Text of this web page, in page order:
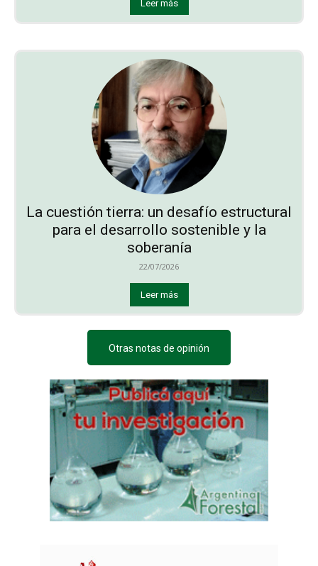
Leer más
La cuestión tierra: un desafío estructural
para el desarrollo sostenible y la
soberanía
22/07/2026
Leer más
Otras notas de opinión